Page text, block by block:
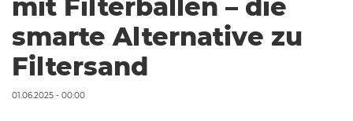
mit Filterbällen – die
smarte Alternative zu
Filtersand
01.06.2025 - 00:00